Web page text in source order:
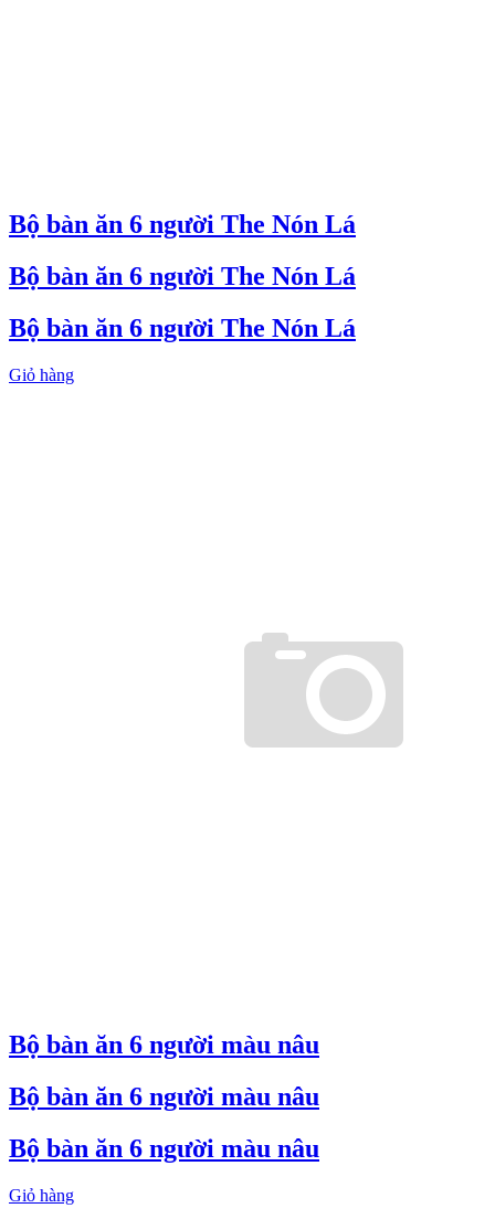
Bộ bàn ăn 6 người The Nón Lá
Bộ bàn ăn 6 người The Nón Lá
Bộ bàn ăn 6 người The Nón Lá
Giỏ hàng
Bộ bàn ăn 6 người màu nâu
Bộ bàn ăn 6 người màu nâu
Bộ bàn ăn 6 người màu nâu
Giỏ hàng